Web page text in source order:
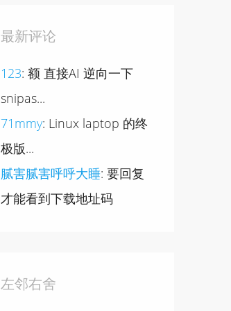
最新评论
123: 额 直接AI 逆向一下
snipas...
71mmy: Linux laptop 的终
极版...
腻害腻害呼呼大睡: 要回复
才能看到下载地址码
左邻右舍